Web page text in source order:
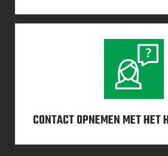
CONTACT OPNEMEN MET HET